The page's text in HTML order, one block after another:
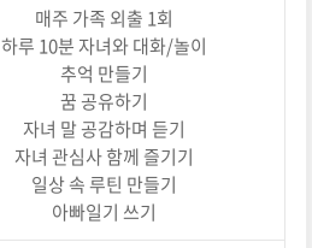
매주 가족 외출 1회
하루 10분 자녀와 대화/놀이
추억 만들기
꿈 공유하기
자녀 말 공감하며 듣기
자녀 관심사 함께 즐기기
일상 속 루틴 만들기
아빠일기 쓰기